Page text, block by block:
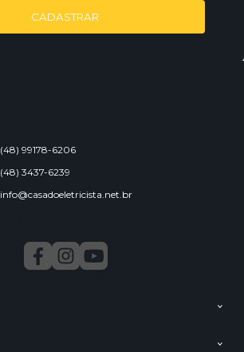
CADASTRAR
(48) 99178-6206
(48) 3437-6239
info@casadoeletricista.net.br